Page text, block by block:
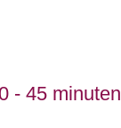
- 45 minuten